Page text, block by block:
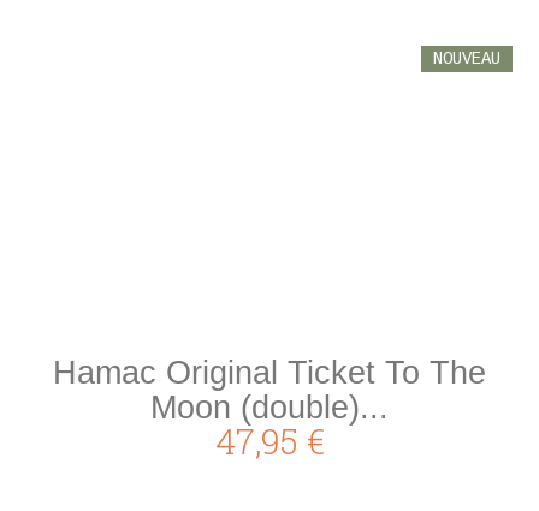
NOUVEAU
Hamac Original Ticket To The
Moon (double)...
47,95 €